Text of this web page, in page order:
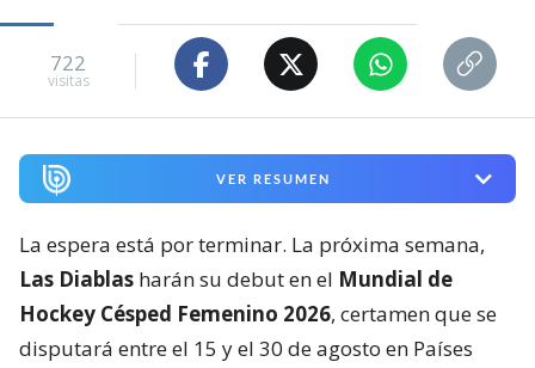
722
visitas
VER RESUMEN
La espera está por terminar. La próxima semana,
Las Diablas harán su debut en el Mundial de
Hockey Césped Femenino 2026, certamen que se
disputará entre el 15 y el 30 de agosto en Países